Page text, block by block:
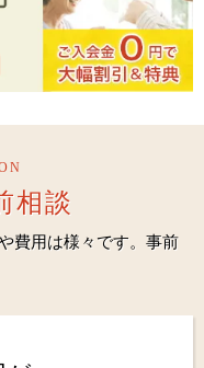
相談
費用は様々です。事前